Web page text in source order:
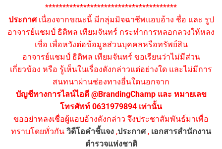
**************************************
ประกาศเนื่องจากขณะนี้ มีกลุ่มมิจฉาชีพแอบอ้าง ชื่อ และ รูป
อาจารย์แชมป์ ธิติพล เทียมจันทร์ กระทำการหลอกลวงให้หลง
เชื่อ เพื่อหวังต่อข้อมูลส่วนบุคคลหรือทรัพย์สิน
อาจารย์แชมป์ ธิติพล เทียมจันทร์ ขอเรียนว่าไม่มีส่วน
เกี่ยวข้อง หรือ รู้เห็นในเรื่องดังกล่าวแต่อย่างใด และไม่มีการ
สนทนาผ่านช่องทางอื่นใดนอกจาก
บัญชีทางการไลน์ไอดี @BrandingChamp และ หมายเลข
โทรศัพท์ 0631979894 เท่านั้น
ขออย่าหลงเชื่อผู้แอบอ้างดังกล่าว จึงประชาสัมพันธ์มาเพื่อ
ทราบโดยทั่วกัน วิดีโอคำชี้แจง ,ประกาศ, เอกสารสำนักงาน
ตำรวจแห่งชาติ